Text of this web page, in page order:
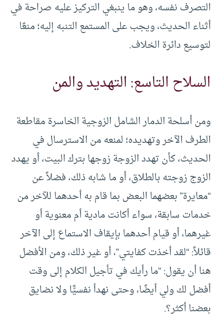
التصرف نفسه، وهو ما ينبغي التركيز عليه صراحة في
أثناء الحديث، ويجب على المستمع التنبه إليه؛ منعًا
لتوسيع دائرة الخلاف.
السلاح التاسع: التهديد والمن
ومن أسلحة الدمار الشامل الزوجية الخاسرة مقاطعة
الطرف الآخر وتهديده؛ لمنعه من الاسترسال في
الحديث، كأن تهدد الزوجة زوجها بترك البيت، أو يهدد
الزوج زوجته بالطلاق، أو ما شابه ذلك، فضلاً عن
“معايرة” بعضهما البعض بما قام به أحدهما للآخر من
خدمات سابقة، سواء أكانت مادية أم معنوية أو
غيرهما، أو قيام أحدهما بإيقاف الاستماع إلى الآخر
قائلاً: “لقد أخذت كفايتي”، أو غير ذلك، ومن الأفضل
هنا أن يقول: “ما رأيك في تأجيل الكلام إلى وقت
أفضل لك ولي أيضًا، وحتى نهدأ نفسيًّا ولا نضايق
بعضنا أكثر؟.